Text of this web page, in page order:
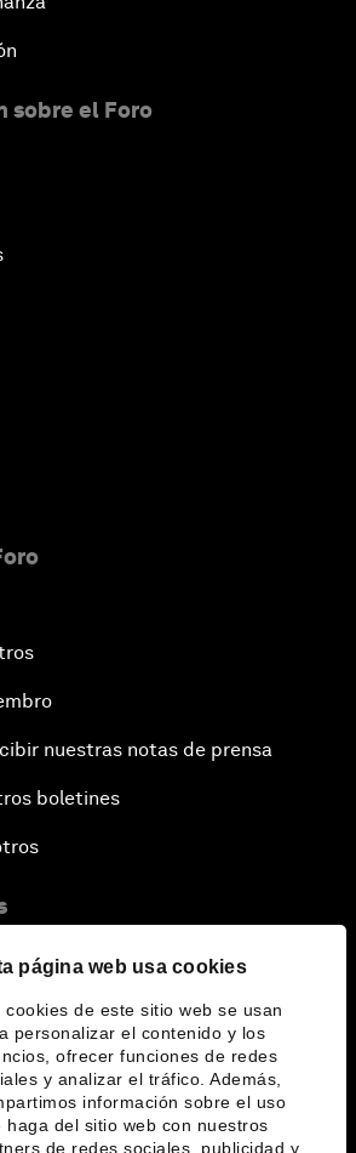
página web usa cookies
cookies de este sitio web se usan
personalizar el contenido y los
ofrecer funciones de redes
y analizar el tráfico. Además,
información sobre el uso
haga del sitio web con nuestros
de redes sociales, publicidad y
sobre el Foro
nuestras notas de prensa
boletines
el Foro
idiomas